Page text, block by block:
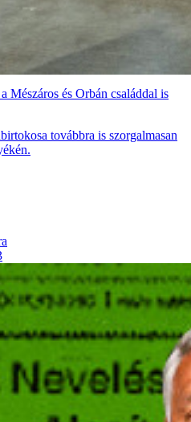
Mészáros és Orbán családdal is
továbbra is szorgalmasan